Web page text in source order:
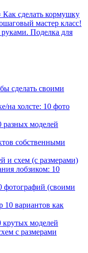
Как сделать кормушку
мастер класс!
Поделка для
сделать своими
на холсте: 10 фото
разных моделей
собственными
и схем (с размерами)
лобзиком: 10
фотографий (своими
10 вариантов как
крутых моделей
с размерами